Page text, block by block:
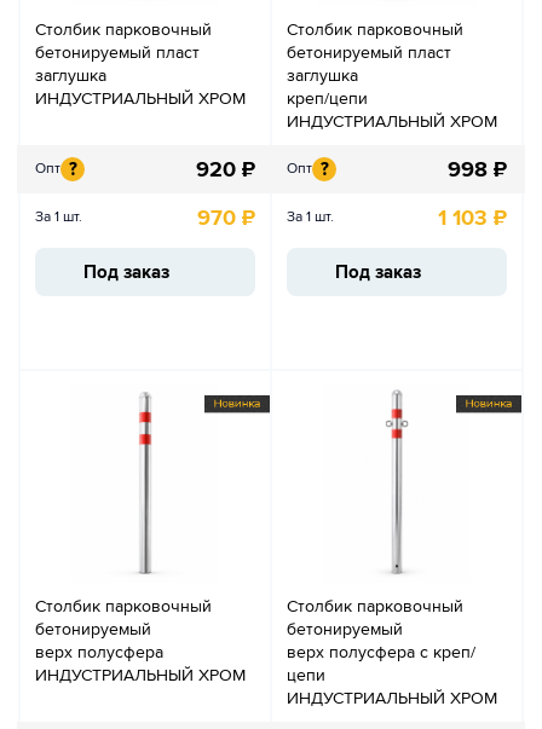
Столбик парковочный
бетонируемый пласт
заглушка
ИНДУСТРИАЛЬНЫЙ ХРОМ
Опт ? 920 ₽
За 1 шт. 970 ₽
Под заказ
Столбик парковочный
бетонируемый пласт
заглушка
креп/цепи
ИНДУСТРИАЛЬНЫЙ ХРОМ
Опт ? 998 ₽
За 1 шт. 1 103 ₽
Под заказ
Столбик парковочный
бетонируемый
верх полусфера
ИНДУСТРИАЛЬНЫЙ ХРОМ
Столбик парковочный
бетонируемый
верх полусфера с креп/
цепи
ИНДУСТРИАЛЬНЫЙ ХРОМ